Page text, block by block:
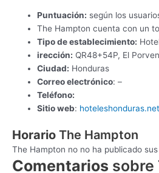
Puntuación: según los
The Hampton cuenta con un
Tipo de establecimiento:
irección: QR48+54P, El
Ciudad: Honduras
Correo electrónico: –
Teléfono:
Sitio web: hoteleshonduras.net
Horario The Hampton
The Hampton no no ha publicado
Comentarios sobre